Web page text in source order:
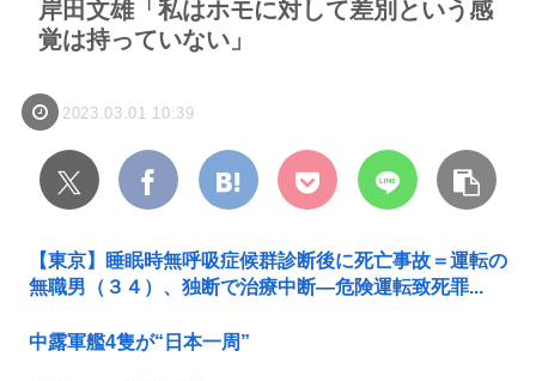
岸田文雄「私はホモに対して差別という感
覚は持っていない」
2023.03.01 10:39
【東京】睡眠時無呼吸症候群診断後に死亡事故＝運転の
無職男（３４）、独断で治療中断―危険運転致死罪...
中露軍艦4隻が“日本一周”